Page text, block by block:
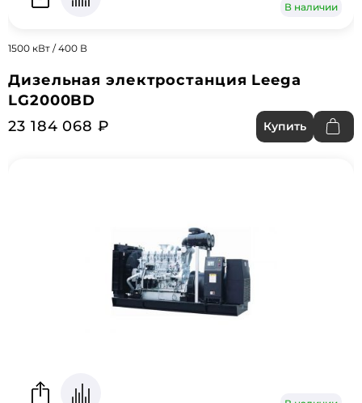
В наличии
1500 кВт / 400 В
Дизельная электростанция Leega
LG2000BD
23 184 068 ₽
Купить